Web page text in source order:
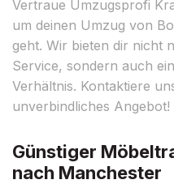
Vertraue Umzugsprofi
um deinen Umzug von
geht. Wir bieten dir nicht
Service, sondern auch
Verhältnis. Kontaktiere
unverbindliches Angebot!
Günstiger
nach Manchester